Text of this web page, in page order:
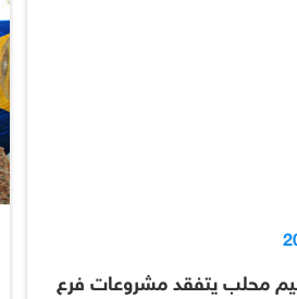
محلب يتفقد مشروعات فرع